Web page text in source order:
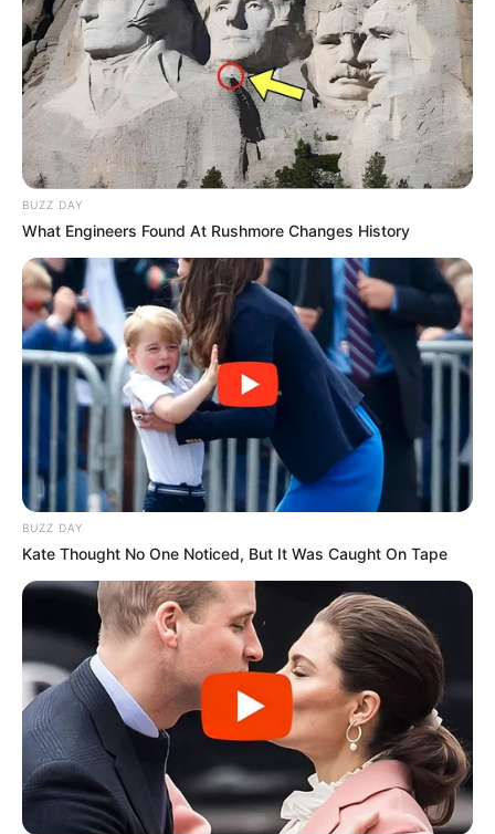
BUZZ DAY
What Engineers Found At Rushmore Changes History
BUZZ DAY
Kate Thought No One Noticed, But It Was Caught On Tape